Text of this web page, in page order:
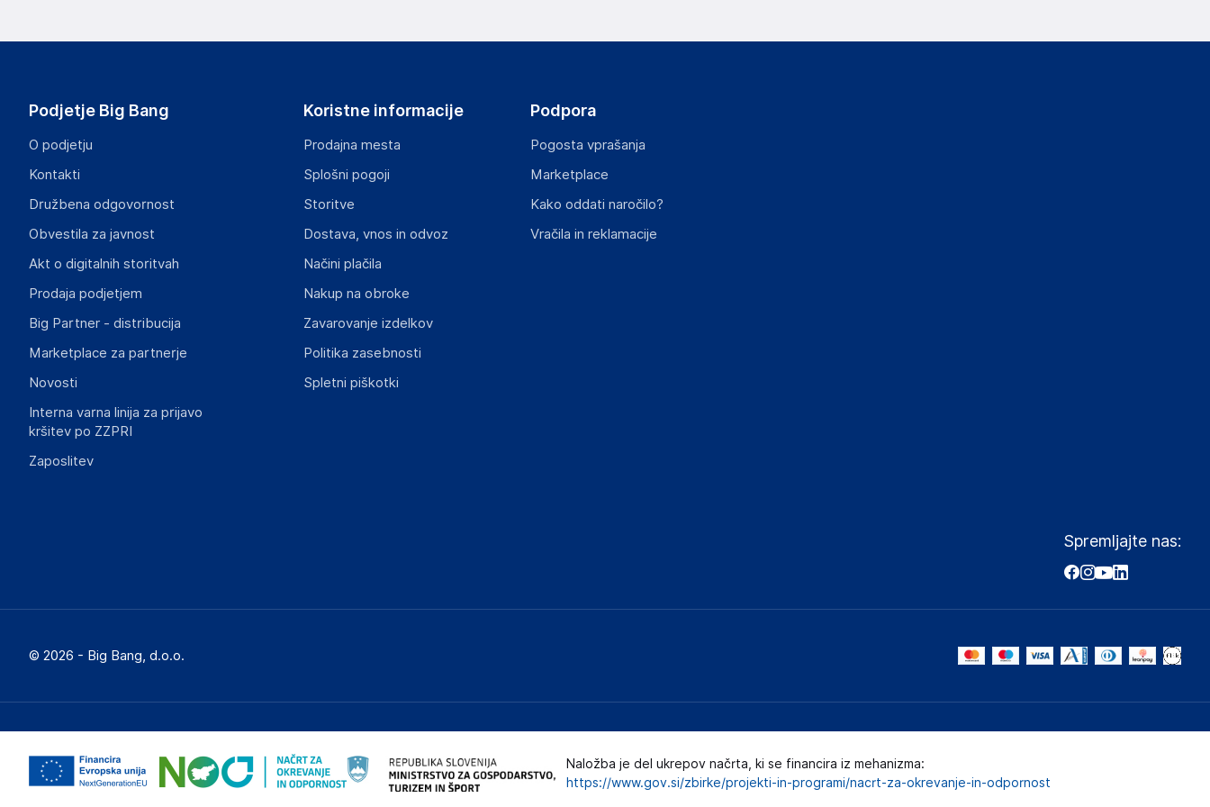
info@globiz.hu
Gospodarski subjekt s sedežem v EU, ki zagotavlja skladnost izdelka z zahtevanimi predpisi.
4002 Debrecen
Madžarska
Slike o varnosti izdelka
Slike o varnosti izdelka vsebujejo opozorila na embalaži izdelka in lahko vključujejo ključne varnostne
Podjetje Big Bang
O podjetju
Kontakti
Družbena odgovornost
Obvestila za javnost
Akt o digitalnih storitvah
Prodaja podjetjem
Big Partner - distribucija
Marketplace za partnerje
Novosti
Interna varna linija za prijavo
kršitev po ZZPRI
Zaposlitev
Koristne informacije
Prodajna mesta
Splošni pogoji
Storitve
Dostava, vnos in odvoz
Načini plačila
Nakup na obroke
Zavarovanje izdelkov
Politika zasebnosti
Spletni piškotki
Podpora
Pogosta vprašanja
Marketplace
Kako oddati naročilo?
Vračila in reklamacije
Spremljajte nas:
© 2026 - Big Bang, d.o.o.
Naložba je del ukrepov načrta, ki se financira iz mehanizma:
https://www.gov.si/zbirke/projekti-in-programi/nacrt-za-okrevanje-in-odpornost